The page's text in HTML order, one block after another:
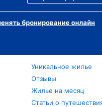
бронирование онлайн
Уникальное жилье
Отзывы
Жилье на месяц
Статьи о